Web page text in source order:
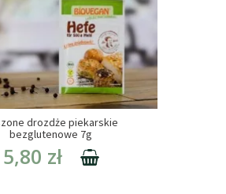
drozdże piekarskie
bezglutenowe 7g
5,80 zł